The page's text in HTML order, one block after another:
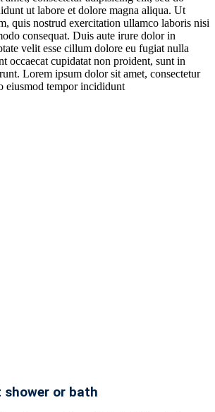
ut labore et dolore magna aliqua. Ut
quis nostrud exercitation ullamco laboris nisi
consequat. Duis aute irure dolor in
velit esse cillum dolore eu fugiat nulla
occaecat cupidatat non proident, sunt in
Lorem ipsum dolor sit amet, consectetur
eiusmod tempor incididunt
or bath